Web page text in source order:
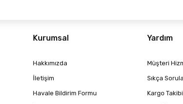
Kurumsal
Hakkımızda
İletişim
Havale Bildirim Formu
Yardım
Müşteri
Sıkça
Kargo Takibi